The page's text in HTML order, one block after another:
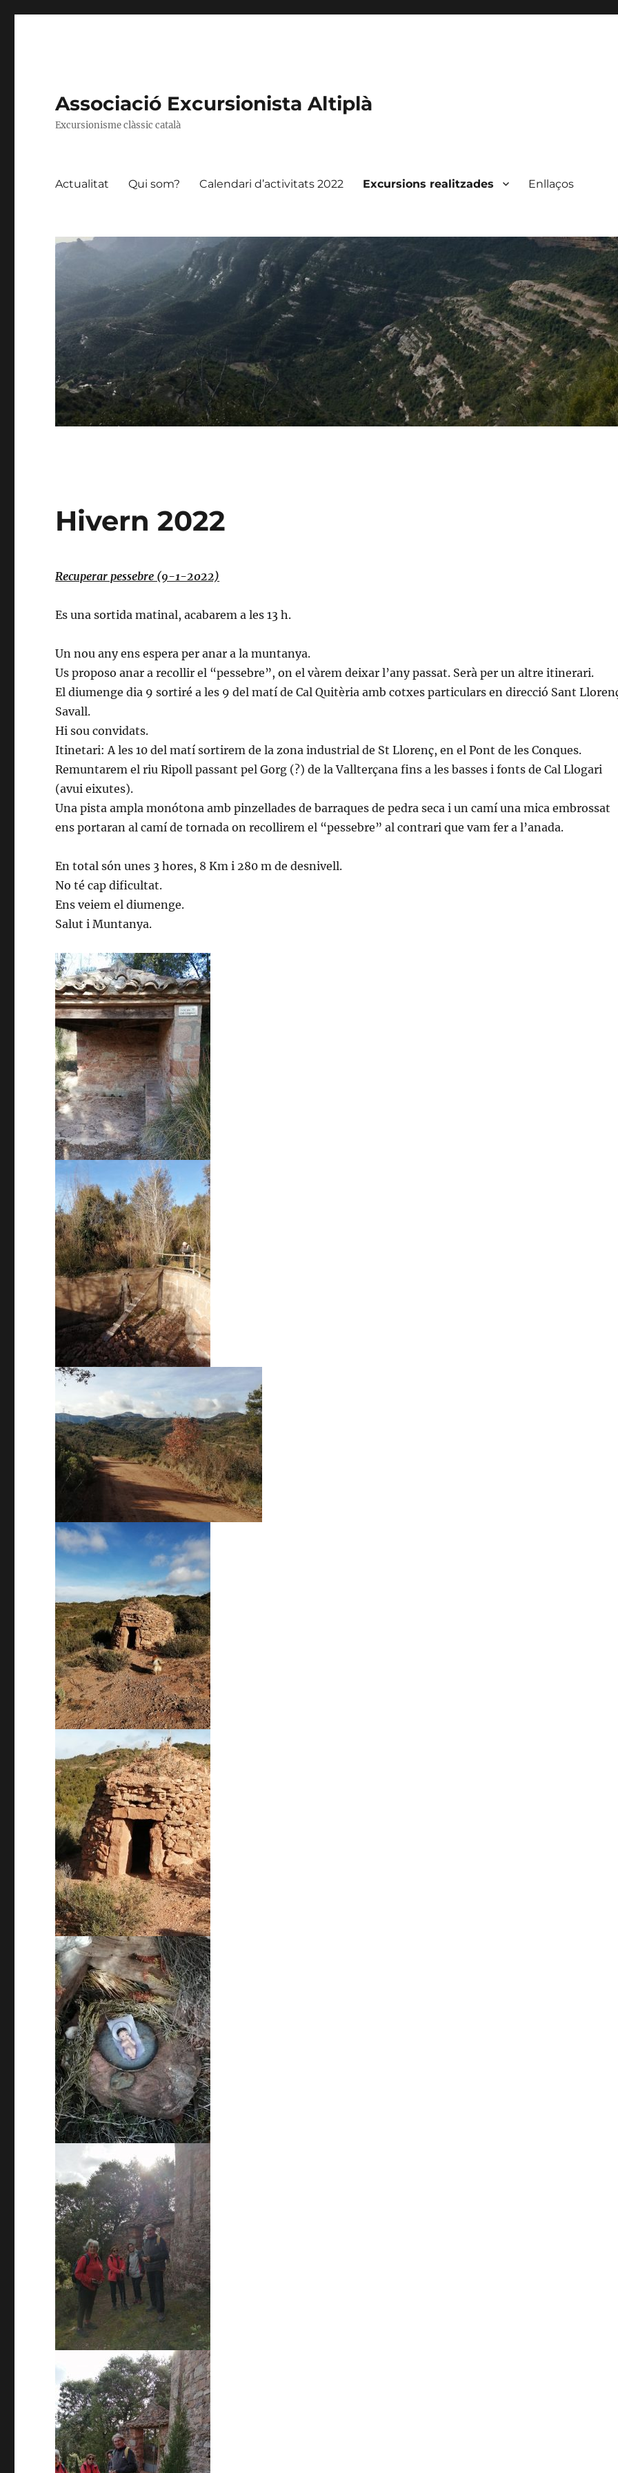
Associació Excursionista Altiplà
Excursionisme clàssic català
Actualitat Qui som? Calendari d’activitats 2022 Excursions realitzades Enllaços
Hivern 2022
Recuperar pessebre (9-1-2022)
Es una sortida matinal, acabarem a les 13 h.
Un nou any ens espera per anar a la muntanya.
Us proposo anar a recollir el “pessebre”, on el vàrem deixar l’any passat. Serà per un altre itinerari.
El diumenge dia 9 sortiré a les 9 del matí de Cal Quitèria amb cotxes particulars en direcció Sant
Savall.
Hi sou convidats.
Itinetari: A les 10 del matí sortirem de la zona industrial de St Llorenç, en el Pont de les Conques.
Remuntarem el riu Ripoll passant pel Gorg (?) de la Vallterçana fins a les basses i fonts de Cal Llogari
(avui eixutes).
Una pista ampla monótona amb pinzellades de barraques de pedra seca i un camí una mica embrossat
ens portaran al camí de tornada on recollirem el “pessebre” al contrari que vam fer a l’anada.
En total són unes 3 hores, 8 Km i 280 m de desnivell.
No té cap dificultat.
Ens veiem el diumenge.
Salut i Muntanya.